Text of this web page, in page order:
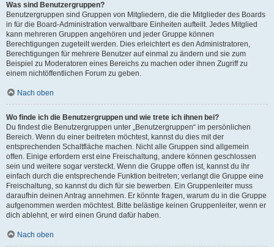
Was sind Benutzergruppen?
Benutzergruppen sind Gruppen von Mitgliedern, die die Mitglieder des Boards
in für die Board-Administration verwaltbare Einheiten aufteilt. Jedes Mitglied
kann mehreren Gruppen angehören und jeder Gruppe können
Berechtigungen zugeteilt werden. Dies erleichtert es den Administratoren,
Berechtigungen für mehrere Benutzer auf einmal zu ändern und sie zum
Beispiel zu Moderatoren eines Bereichs zu machen oder ihnen Zugriff zu
einem nichtöffentlichen Forum zu geben.
Nach oben
Wo finde ich die Benutzergruppen und wie trete ich ihnen bei?
Du findest die Benutzergruppen unter „Benutzergruppen“ im persönlichen
Bereich. Wenn du einer beitreten möchtest, kannst du dies mit der
entsprechenden Schaltfläche machen. Nicht alle Gruppen sind allgemein
offen. Einige erfordern erst eine Freischaltung, andere können geschlossen
sein und weitere sogar versteckt. Wenn die Gruppe offen ist, kannst du ihr
einfach durch die entsprechende Funktion beitreten; verlangt die Gruppe eine
Freischaltung, so kannst du dich für sie bewerben. Ein Gruppenleiter muss
daraufhin deinen Antrag annehmen. Er könnte fragen, warum du in die Gruppe
aufgenommen werden möchtest. Bitte belästige keinen Gruppenleiter, wenn er
dich ablehnt, er wird einen Grund dafür haben.
Nach oben